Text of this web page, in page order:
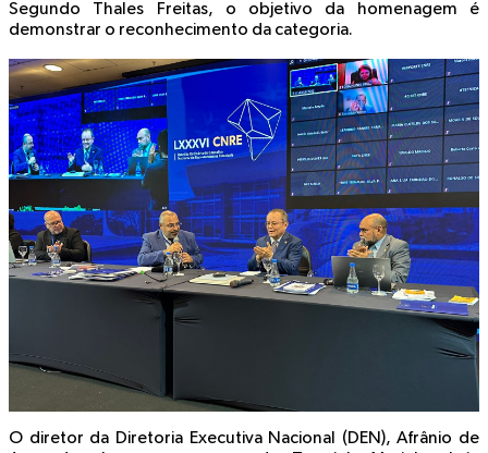
Segundo Thales Freitas, o objetivo da homenagem é
demonstrar o reconhecimento da categoria.
O diretor da Diretoria Executiva Nacional (DEN), Afrânio de